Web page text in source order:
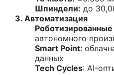
Шпиндели: до
3. Автоматизация
Роботизированные
автономного
Smart Point:
данных
Tech Cycles: AI-